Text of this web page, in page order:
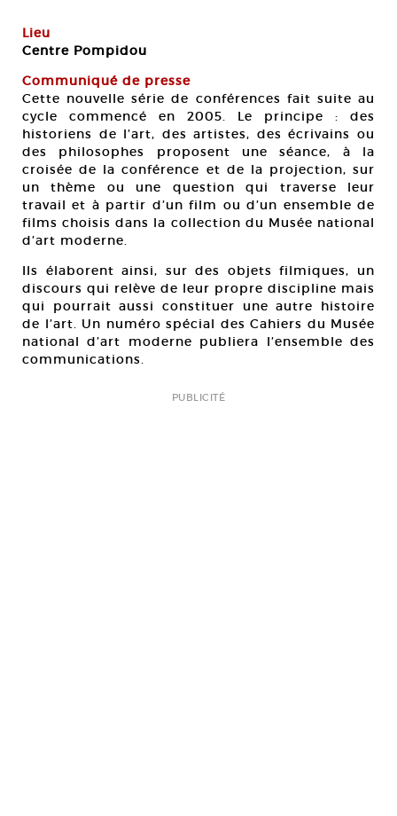
Lieu
Centre Pompidou
Communiqué de presse
Cette nouvelle série de conférences fait suite au
cycle commencé en 2005. Le principe : des
historiens de l’art, des artistes, des écrivains ou
des philosophes proposent une séance, à la
croisée de la conférence et de la projection, sur
un thème ou une question qui traverse leur
travail et à partir d’un film ou d’un ensemble de
films choisis dans la collection du Musée national
d’art moderne.
Ils élaborent ainsi, sur des objets filmiques, un
discours qui relève de leur propre discipline mais
qui pourrait aussi constituer une autre histoire
de l’art. Un numéro spécial des Cahiers du Musée
national d’art moderne publiera l’ensemble des
communications.
PUBLICITÉ